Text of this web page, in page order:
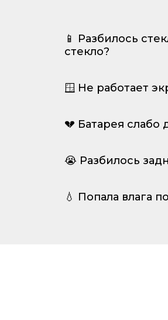
📱 Разбилось
стекло?
🪟 Не работает
💔 Батарея слабо
😭 Разбилось
💧 Попала влага